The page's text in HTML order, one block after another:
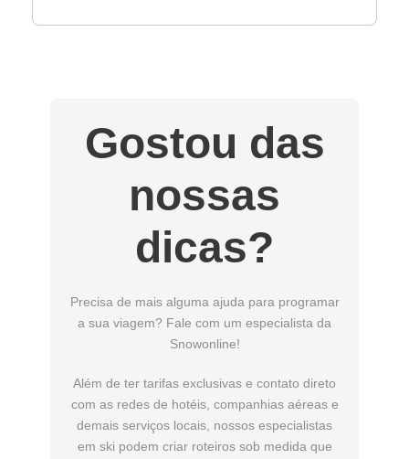
Gostou das
nossas
dicas?
Precisa de mais alguma ajuda para programar
a sua viagem? Fale com um especialista da
Snowonline!
Além de ter tarifas exclusivas e contato direto
com as redes de hotéis, companhias aéreas e
demais serviços locais, nossos especialistas
em ski podem criar roteiros sob medida que